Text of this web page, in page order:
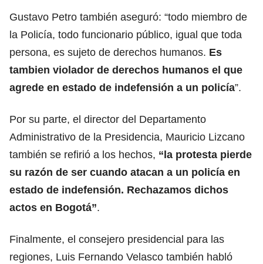
Gustavo Petro también aseguró: “todo miembro de
la Policía, todo funcionario público, igual que toda
persona, es sujeto de derechos humanos. Es
tambien violador de derechos humanos el que
agrede en estado de indefensión a un policía”.
Por su parte, el director del Departamento
Administrativo de la Presidencia, Mauricio Lizcano
también se refirió a los hechos, “la protesta pierde
su razón de ser cuando atacan a un policía en
estado de indefensión. Rechazamos dichos
actos en Bogotá”.
Finalmente, el consejero presidencial para las
regiones, Luis Fernando Velasco también habló